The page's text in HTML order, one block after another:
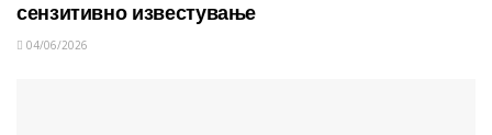
сензитивно известување
04/06/2026